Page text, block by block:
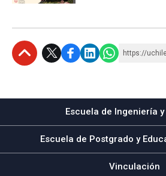
https://
Escuela de Ingeniería
Escuela de Postgrado y
Vinculación